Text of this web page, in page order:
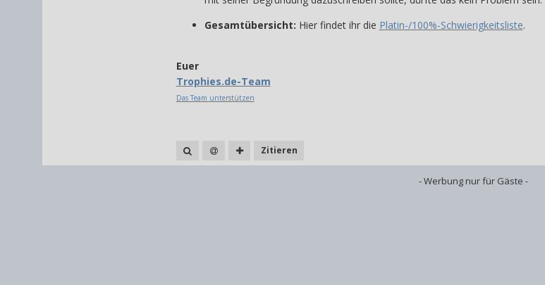
Gesamtübersicht: Hier findet ihr die Platin-/100%-Schwierigkeitsliste.
Euer
Trophies.de-Team
Das Team unterstützen
Zitieren
- Werbung nur für Gäste -